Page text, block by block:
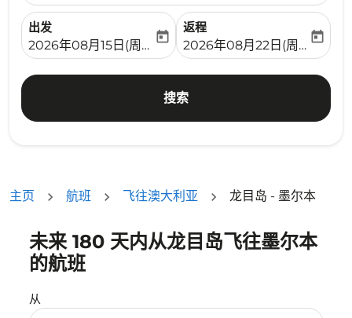
出发
fc-booking-departure-date-aria-label
2026年08月15日(周六)
today
返程
fc-booking-return-date-
2026年08月22日(周六)
today
搜索
主页 航班 飞往澳大利亚 龙目岛 - 墨尔本
未来 180 天内从龙目岛飞往墨尔本
的航班
从
没有符合您的筛选条件的机票。请调整您的筛选条件。